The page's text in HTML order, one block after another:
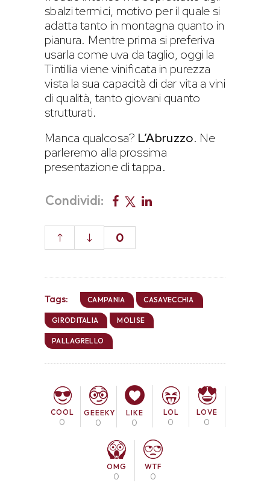
sbalzi termici, motivo per il quale si
adatta tanto in montagna quanto in
pianura. Mentre prima si preferiva
usarla come uva da taglio, oggi la
Tintillia viene vinificata in purezza
vista la sua capacità di dar vita a vini
di qualità, tanto giovani quanto
strutturati.
Manca qualcosa? L’Abruzzo. Ne
parleremo alla prossima
presentazione di tappa.
Condividi:
0
Tags: CAMPANIA CASAVECCHIA
GIRODITALIA MOLISE
PALLAGRELLO
COOL
0
GEEEKY
0
LIKE
0
LOL
0
LOVE
0
OMG
0
WTF
0